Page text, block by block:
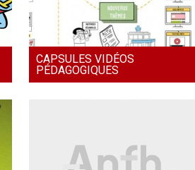
CAPSULES VIDÉOS
PÉDAGOGIQUES